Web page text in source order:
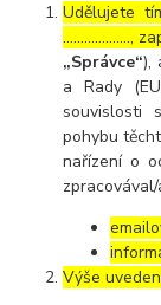
Udělujete
……………….,
„Správce“),
a Rady
souvislosti
pohybu
nařízení o
Výše